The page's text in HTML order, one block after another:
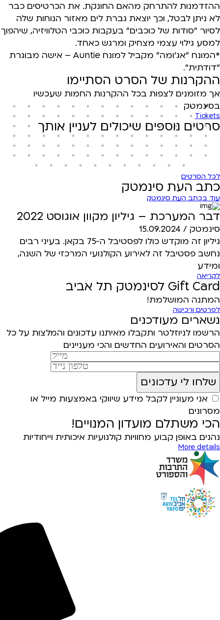
ההזדמנות להתרחק מהאם החונקת. את הכרטיסים כבר
לא ניתן לבטל, וכך יוצאת גברת לים מאזור הנוחות שלה
לסיור "סודות של כוכבים" בעקבות כוכבי הטלוויזיה, שיהפוך
למסע גילוי עצמי מצחיק ומרגש כאחד.
*המונח "אג'ומה" מקביל למונח Auntie – אישה מבוגרת
"דודתית".
ההקרנות של הסרט הסתיימו
אך מזומנים לצפות בכל ההקרנות החמות שעכשיו
בסינמטק
Tickets
סרטים נוספים שיכולים לעניין אותך
לכל הסרטים
כתב העת סינמטק
עוד בכתב העת סינמטק
דבר המערכת – גיליון מקוון אוגוסט 2022
סינמטק / 15.09.2024
גיליון זה מוקדש כולו לפסטיבל ה-75 בקאן. בעיני רבים
נחשב פסטיבל זה לאירוע הקולנועי המרכזי של השנה,
ומידע
לקריאה
Gift Card לסינמטק תל אביב
המתנה המושלמת!
לפרטים ורכישה
נשארים מעודכנים
הרשמו לניוזלטר ותקבלו מאיתנו עדכונים והמלצות על כל
הסרטים והאירועים החדשים והכי מעניינים
אני מעוניין לקבל מידע שיווקי באמצעות מייל או
מסרונים
הכי משתלם מועדון המנויים!
נהנים באופן קבוע מחוויות קולנועיות איכותית וייחודיות
More details